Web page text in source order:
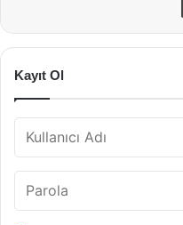
Kayıt Ol